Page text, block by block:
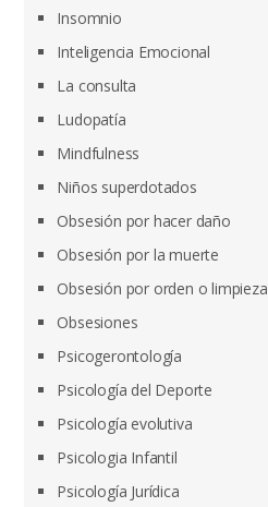
Insomnio
Inteligencia Emocional
La consulta
Ludopatía
Mindfulness
Niños superdotados
Obsesión por hacer daño
Obsesión por la muerte
Obsesión por orden o limpieza
Obsesiones
Psicogerontología
Psicología del Deporte
Psicología evolutiva
Psicologia Infantil
Psicología Jurídica